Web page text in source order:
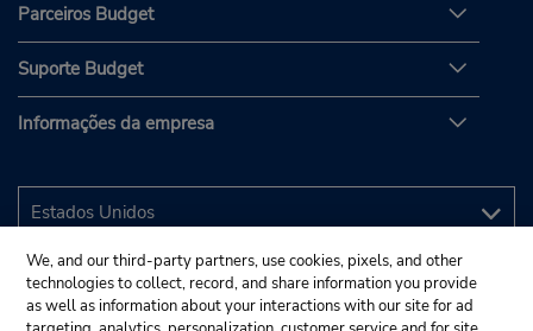
Parceiros Budget
Suporte Budget
Informações da empresa
We, and our third-party partners, use cookies, pixels, and other
technologies to collect, record, and share information you provide
as well as information about your interactions with our site for ad